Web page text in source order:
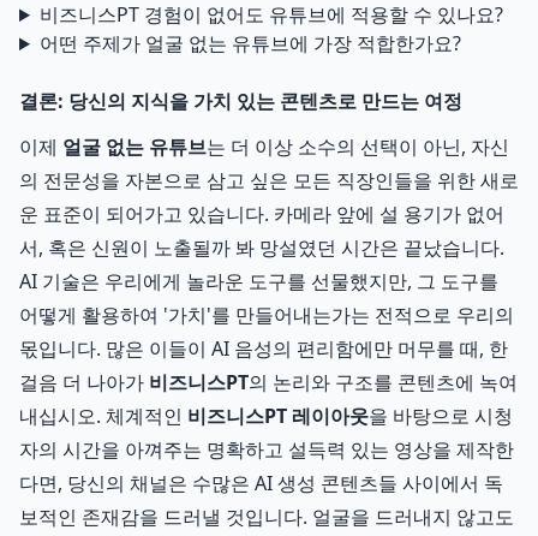
비즈니스PT 경험이 없어도 유튜브에 적용할 수 있나요?
어떤 주제가 얼굴 없는 유튜브에 가장 적합한가요?
결론: 당신의 지식을 가치 있는 콘텐츠로 만드는 여정
이제 얼굴 없는 유튜브는 더 이상 소수의 선택이 아닌, 자신
의 전문성을 자본으로 삼고 싶은 모든 직장인들을 위한 새로
운 표준이 되어가고 있습니다. 카메라 앞에 설 용기가 없어
서, 혹은 신원이 노출될까 봐 망설였던 시간은 끝났습니다.
AI 기술은 우리에게 놀라운 도구를 선물했지만, 그 도구를
어떻게 활용하여 '가치'를 만들어내는가는 전적으로 우리의
몫입니다. 많은 이들이 AI 음성의 편리함에만 머무를 때, 한
걸음 더 나아가 비즈니스PT의 논리와 구조를 콘텐츠에 녹여
내십시오. 체계적인 비즈니스PT 레이아웃을 바탕으로 시청
자의 시간을 아껴주는 명확하고 설득력 있는 영상을 제작한
다면, 당신의 채널은 수많은 AI 생성 콘텐츠들 사이에서 독
보적인 존재감을 드러낼 것입니다. 얼굴을 드러내지 않고도